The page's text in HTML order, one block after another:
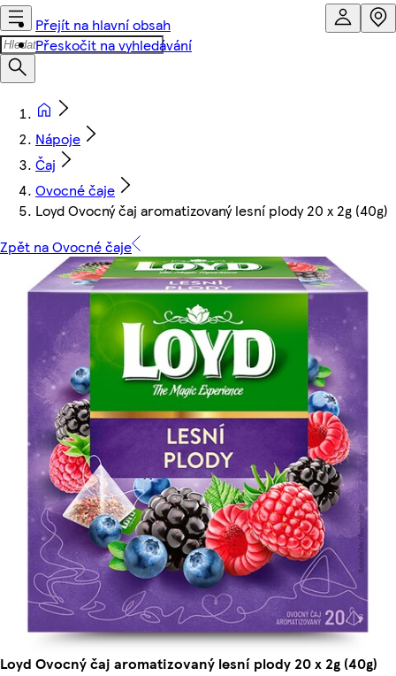
Přejít na hlavní obsah
Přeskočit na vyhledávání
Nápoje
Čaj
Ovocné čaje
Loyd Ovocný čaj aromatizovaný lesní plody 20 x 2g (40g)
Zpět na Ovocné čaje
Loyd Ovocný čaj aromatizovaný lesní plody 20 x 2g (40g)